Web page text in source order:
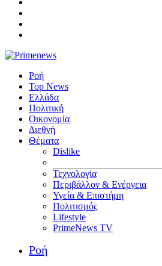
Ροή
Top News
Ελλάδα
Πολιτική
Οικονομία
Διεθνή
Θέματα
Dislike
Τεχνολογία
Περιβάλλον & Ενέργεια
Υγεία & Επιστήμη
Πολιτισμός
Lifestyle
PrimeNews TV
Ροή